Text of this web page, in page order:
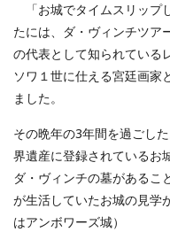
「お城でタイムスリップ
たには、ダ・ヴィンチツア
の代表として知られている
ソワ１世に仕える宮廷画家
ました。
その晩年の3年間を過ごし
界遺産に登録されているお
ダ・ヴィンチの墓があるこ
が生活していたお城の見学
はアンボワーズ城）